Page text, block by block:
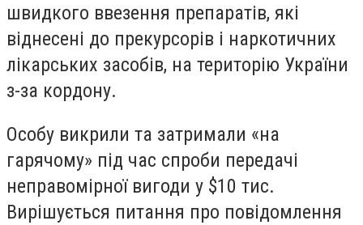
швидкого ввезення препаратів, які
віднесені до прекурсорів і наркотичних
лікарських засобів, на територію України
з-за кордону.
Особу викрили та затримали «на
гарячому» під час спроби передачі
неправомірної вигоди у $10 тис.
Вирішується питання про повідомлення